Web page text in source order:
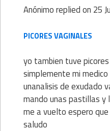
Anónimoreplied on 25
PICORES VAGINALES
yo tambien tuve
simplemente mi
unanalisis de exudado
mando unas pastillas y
me a vuelto espero
saludo